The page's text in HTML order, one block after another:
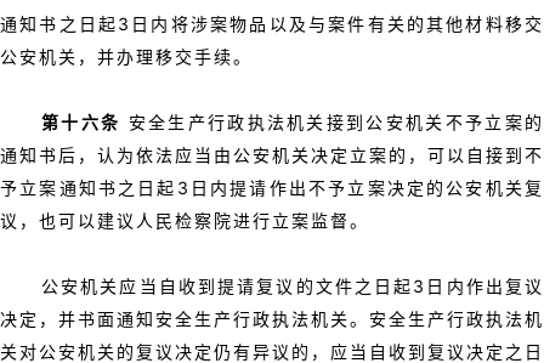
通知书之日起3日内将涉案物品以及与案件有关的其他材料移交
公安机关，并办理移交手续。
第十六条 安全生产行政执法机关接到公安机关不予立案的
通知书后，认为依法应当由公安机关决定立案的，可以自接到不
予立案通知书之日起3日内提请作出不予立案决定的公安机关复
议，也可以建议人民检察院进行立案监督。
公安机关应当自收到提请复议的文件之日起3日内作出复议
决定，并书面通知安全生产行政执法机关。安全生产行政执法机
关对公安机关的复议决定仍有异议的，应当自收到复议决定之日